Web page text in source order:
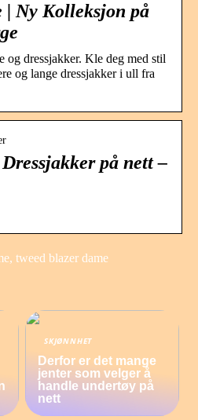
| Ny Kolleksjon på
og dressjakker. Kle deg med stil
og lange dressjakker i ull fra
på nett –
tweed blazer dame
SKJØNNHET
Derfor er det mange
jenter som velger å
handle undertøy på
nett